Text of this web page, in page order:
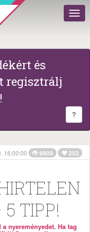
és
regisztrálj
?
16:00:00 9909 252
TIPP!
nyereményedet. Ha tag